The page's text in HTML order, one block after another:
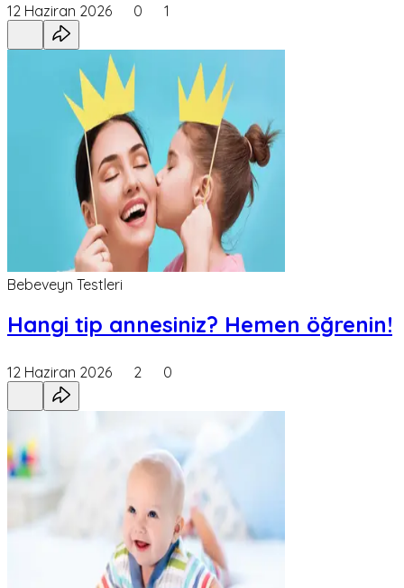
12 Haziran 2026 0 1
Bebeveyn Testleri
Hangi tip annesiniz? Hemen öğrenin!
12 Haziran 2026 2 0